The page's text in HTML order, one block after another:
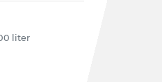
liter